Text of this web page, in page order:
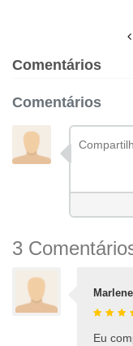
Comentários
Comentários
3
Eu